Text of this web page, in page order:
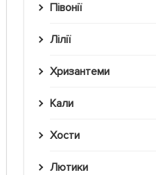
Півонії
Лілії
Хризантеми
Кали
Хости
Лютики